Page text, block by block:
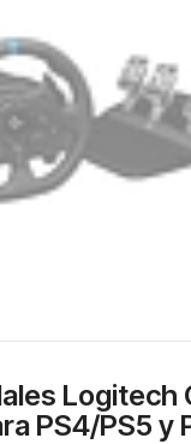
Logitech
PS4/PS5 y